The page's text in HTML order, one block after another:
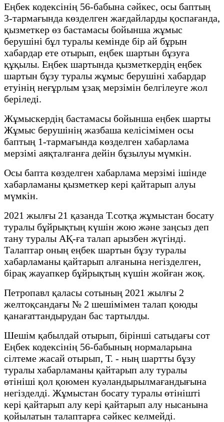
Еңбек кодексінің 56-бабына сәйкес, осы баптың
3-тармағында көзделген жағдайларды қоспағанда,
қызметкер өз бастамасы бойынша жұмыс
берушіні бұл туралы кемінде бір ай бұрын
хабардар ете отырып, еңбек шартын бұзуға
құқылы. Еңбек шартында қызметкердің еңбек
шартын бұзу туралы жұмыс берушіні хабардар
етуінің неғұрлым ұзақ мерзімін белгілеуге жол
беріледі.
Жұмыскердің бастамасы бойынша еңбек шарты
Жұмыс берушінің жазбаша келісімімен осы
баптың 1-тармағында көзделген хабарлама
мерзімі аяқталғанға дейін бұзылуы мүмкін.
Осы бапта көзделген хабарлама мерзімі ішінде
хабарламаны қызметкер кері қайтарып алуы
мүмкін.
2021 жылғы 21 қазанда Т.сотқа жұмыстан босату
туралы бұйрықтың күшін жою және заңсыз деп
тану туралы АҚ-ға талап арызбен жүгінді.
Талаптар оның еңбек шартын бұзу туралы
хабарламаны қайтарып алғанына негізделген,
бірақ жауапкер бұйрықтың күшін жойған жоқ.
Петропавл қаласы сотының 2021 жылғы 2
желтоқсандағы № 2 шешімімен талап қоюды
қанағаттандырудан бас тартылды.
Шешім қабылдай отырып, бірінші сатыдағы сот
Еңбек кодексінің 56-бабының нормаларына
сілтеме жасай отырып, Т. - ның шартты бұзу
туралы хабарламаны қайтарып алу туралы
өтініші қол қоюмен куәландырылмағандығына
негізделді. Жұмыстан босату туралы өтінішті
кері қайтарып алу кері қайтарып алу нысанына
қойылатын талаптарға сәйкес келмейді.